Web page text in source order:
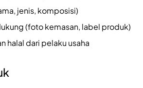
jenis, komposisi)
(foto kemasan, label produk)
halal dari pelaku usaha